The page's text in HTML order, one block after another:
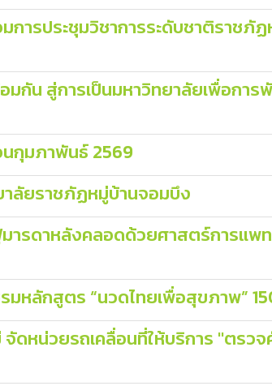
ารประชุมวิชาการระดับชาติราชภั
กัน สู่การเป็นมหาวิทยาลัยเพื่อกา
กุมภาพันธ์ 2569
าลัยราชภัฏหมู่บ้านจอมบึง
ารดาหลังคลอดด้วยศาสตร์การแพ
หลักสูตร “นวดไทยเพื่อสุขภาพ”
น่วยรถเคลื่อนที่ให้บริการ "ตรวจ